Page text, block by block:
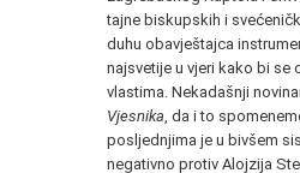
tajne biskupskih i
duhu obavještajca
najsvetije u vjeri kako bi se
vlastima. Nekadašnji
Vjesnika , da i to
posljednjima je u bivšem
negativno protiv Alojzija